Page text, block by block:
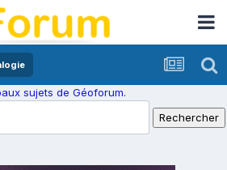
sujets de Géoforum.